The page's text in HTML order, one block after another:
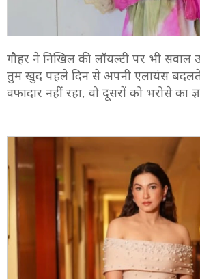
गौहर ने निखिल की लॉयल्टी पर भी सवाल
तुम खुद पहले दिन से अपनी एलायंस
वफादार नहीं रहा, वो दूसरों को भरोसे का